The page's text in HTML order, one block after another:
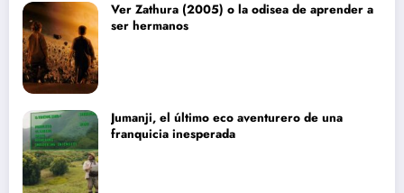
Ver Zathura (2005) o la odisea de aprender a
ser hermanos
Jumanji, el último eco aventurero de una
franquicia inesperada